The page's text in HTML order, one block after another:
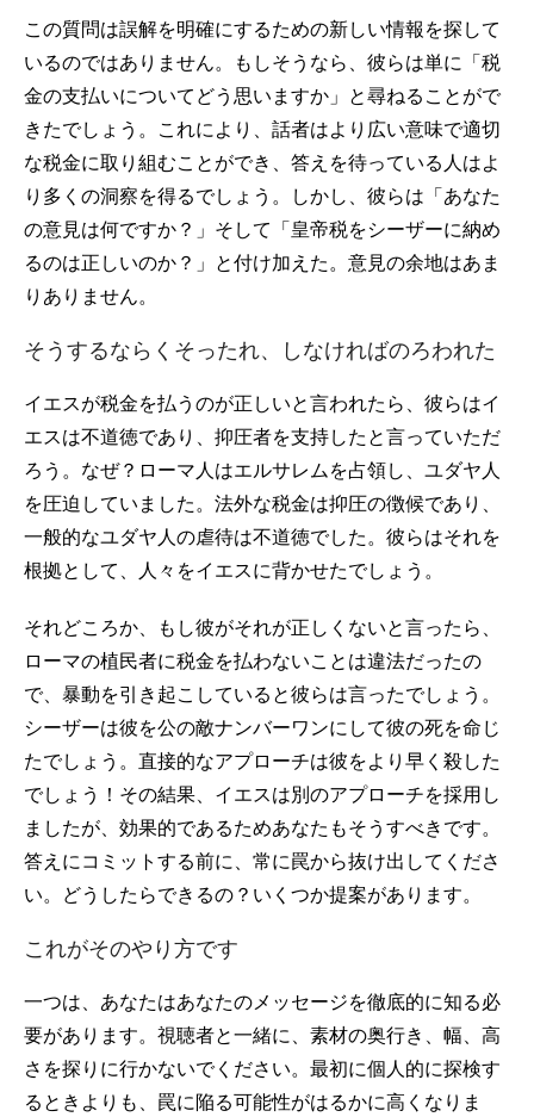
この質問は誤解を明確にするための新しい情報を探して
いるのではありません。もしそうなら、彼らは単に「税
金の支払いについてどう思いますか」と尋ねることがで
きたでしょう。これにより、話者はより広い意味で適切
な税金に取り組むことができ、答えを待っている人はよ
り多くの洞察を得るでしょう。しかし、彼らは「あなた
の意見は何ですか？」そして「皇帝税をシーザーに納め
るのは正しいのか？」と付け加えた。意見の余地はあま
りありません。
そうするならくそったれ、しなければのろわれた
イエスが税金を払うのが正しいと言われたら、彼らはイ
エスは不道徳であり、抑圧者を支持したと言っていただ
ろう。なぜ？ローマ人はエルサレムを占領し、ユダヤ人
を圧迫していました。法外な税金は抑圧の徴候であり、
一般的なユダヤ人の虐待は不道徳でした。彼らはそれを
根拠として、人々をイエスに背かせたでしょう。
それどころか、もし彼がそれが正しくないと言ったら、
ローマの植民者に税金を払わないことは違法だったの
で、暴動を引き起こしていると彼らは言ったでしょう。
シーザーは彼を公の敵ナンバーワンにして彼の死を命じ
たでしょう。直接的なアプローチは彼をより早く殺した
でしょう！その結果、イエスは別のアプローチを採用し
ましたが、効果的であるためあなたもそうすべきです。
答えにコミットする前に、常に罠から抜け出してくださ
い。どうしたらできるの？いくつか提案があります。
これがそのやり方です
一つは、あなたはあなたのメッセージを徹底的に知る必
要があります。視聴者と一緒に、素材の奥行き、幅、高
さを探りに行かないでください。最初に個人的に探検す
るときよりも、罠に陥る可能性がはるかに高くなりま